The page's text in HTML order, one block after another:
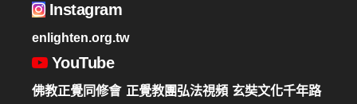
Instagram
enlighten.org.tw
YouTube
佛教正覺同修會 正覺教團弘法視頻 玄奘文化千年路